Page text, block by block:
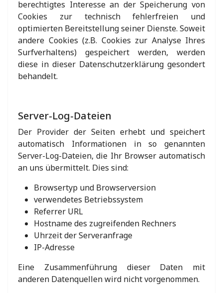
berechtigtes Interesse an der Speicherung von
Cookies zur technisch fehlerfreien und
optimierten Bereitstellung seiner Dienste. Soweit
andere Cookies (z.B. Cookies zur Analyse Ihres
Surfverhaltens) gespeichert werden, werden
diese in dieser Datenschutzerklärung gesondert
behandelt.
Server-Log-Dateien
Der Provider der Seiten erhebt und speichert
automatisch Informationen in so genannten
Server-Log-Dateien, die Ihr Browser automatisch
an uns übermittelt. Dies sind:
Browsertyp und Browserversion
verwendetes Betriebssystem
Referrer URL
Hostname des zugreifenden Rechners
Uhrzeit der Serveranfrage
IP-Adresse
Eine Zusammenführung dieser Daten mit
anderen Datenquellen wird nicht vorgenommen.